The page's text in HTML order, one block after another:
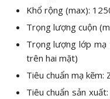
Khổ rộng (max):
Trọng lượng cuộn
Trọng lượng lớp
trên hai mặt)
Tiêu chuẩn mạ kẽm:
Tiêu chuẩn sản xuất: